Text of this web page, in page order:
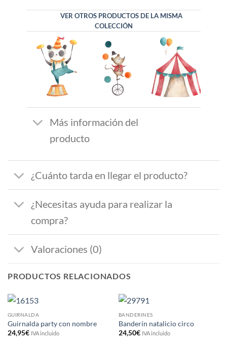
VER OTROS PRODUCTOS DE LA MISMA
COLECCIÓN
Más información del
producto
¿Cuánto tarda en llegar el producto?
¿Necesitas ayuda para realizar la
compra?
Valoraciones (0)
PRODUCTOS RELACIONADOS
GUIRNALDA
Guirnalda party con nombre
24,95€ IVA incluido
BANDERINES
Banderín natalicio circo
24,50€ IVA incluido